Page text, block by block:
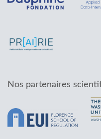
Nos partenaires